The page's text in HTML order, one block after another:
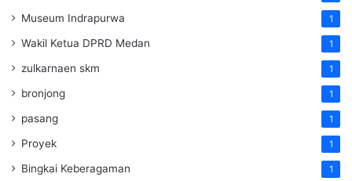
Museum Indrapurwa 1
Wakil Ketua DPRD Medan 1
zulkarnaen skm 1
bronjong 1
pasang 1
Proyek 1
Bingkai Keberagaman 1